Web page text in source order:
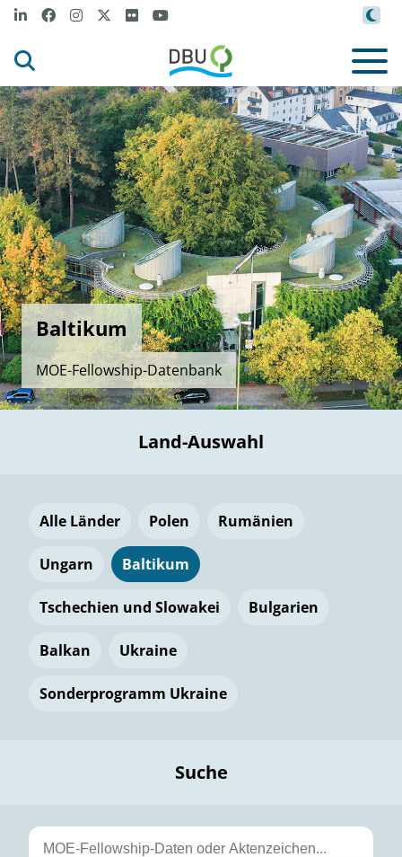
Baltikum
MOE-Fellowship-Datenbank
Land-Auswahl
Alle Länder Polen Rumänien
Ungarn Baltikum
Tschechien und Slowakei Bulgarien
Balkan Ukraine
Sonderprogramm Ukraine
Suche